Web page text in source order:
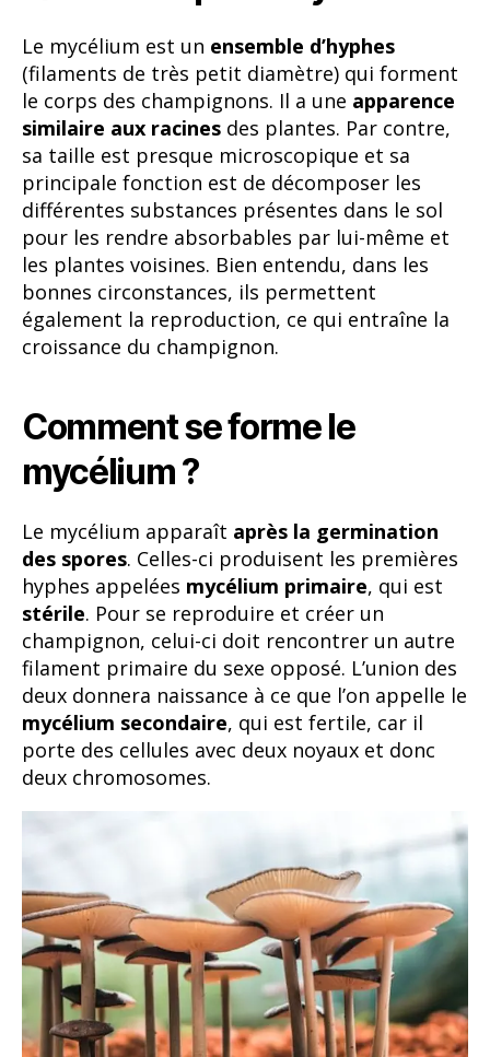
Le mycélium est un ensemble d’hyphes
(filaments de très petit diamètre) qui forment
le corps des champignons. Il a une apparence
similaire aux racines des plantes. Par contre,
sa taille est presque microscopique et sa
principale fonction est de décomposer les
différentes substances présentes dans le sol
pour les rendre absorbables par lui-même et
les plantes voisines. Bien entendu, dans les
bonnes circonstances, ils permettent
également la reproduction, ce qui entraîne la
croissance du champignon.
Comment se forme le
mycélium ?
Le mycélium apparaît après la germination
des spores. Celles-ci produisent les premières
hyphes appelées mycélium primaire, qui est
stérile. Pour se reproduire et créer un
champignon, celui-ci doit rencontrer un autre
filament primaire du sexe opposé. L’union des
deux donnera naissance à ce que l’on appelle le
mycélium secondaire, qui est fertile, car il
porte des cellules avec deux noyaux et donc
deux chromosomes.